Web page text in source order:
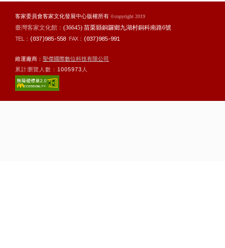
客家委員會客家文化發展中心版權所有 ©copyright 2019
臺灣客家文化館： (36645) 苗栗縣銅鑼鄉九湖村銅科南路6號
TEL： (037)985-558FAX： (037)985-991
維運廠商： 聖傑國際數位科技有限公司
累計瀏覽人數： 1005973 人